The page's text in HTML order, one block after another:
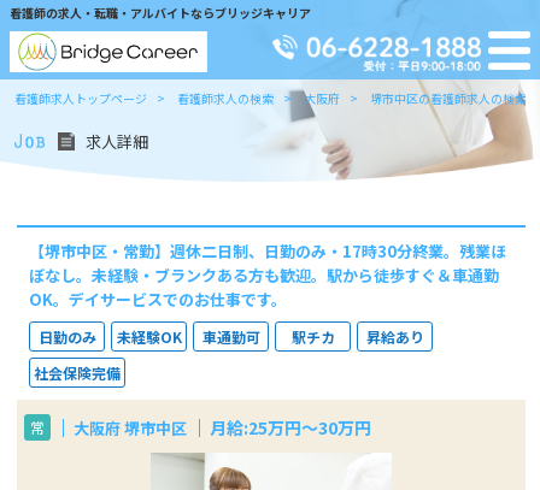
看護師の求人・転職・アルバイトならブリッジキャリア
看護師求人トップページ 看護師求人の検索 大阪府 堺市中区の看護師求人の検索
求人詳細
【堺市中区・常勤】週休二日制、日勤のみ・17時30分終業。残業ほ
ぼなし。未経験・ブランクある方も歓迎。駅から徒歩すぐ＆車通勤
OK。デイサービスでのお仕事です。
日勤のみ 未経験OK 車通勤可 駅チカ
昇給あり
社会保険完備
常 大阪府 堺市中区 月給:25万円～30万円